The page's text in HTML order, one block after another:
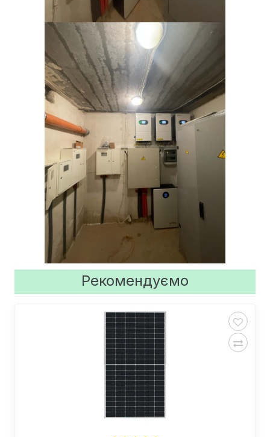
Рекомендуємо